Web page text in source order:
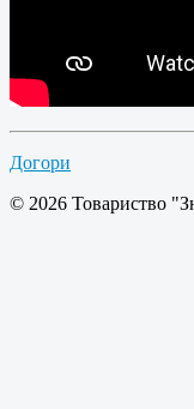
Догори
© 2026 Товариство